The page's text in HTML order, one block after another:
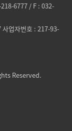
6777 / F : 032-
사업자번호 : 217-93-
Reserved.